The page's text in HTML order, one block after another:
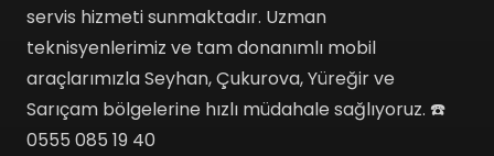
servis hizmeti sunmaktadır. Uzman
teknisyenlerimiz ve tam donanımlı mobil
araçlarımızla Seyhan, Çukurova, Yüreğir ve
Sarıçam bölgelerine hızlı müdahale sağlıyoruz. ☎️
0555 085 19 40